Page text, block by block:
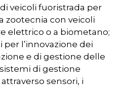
veicoli fuoristrada per
zootecnia con veicoli
elettrico o a biometano;
l’innovazione dei
e di gestione delle
di gestione
sensori, i